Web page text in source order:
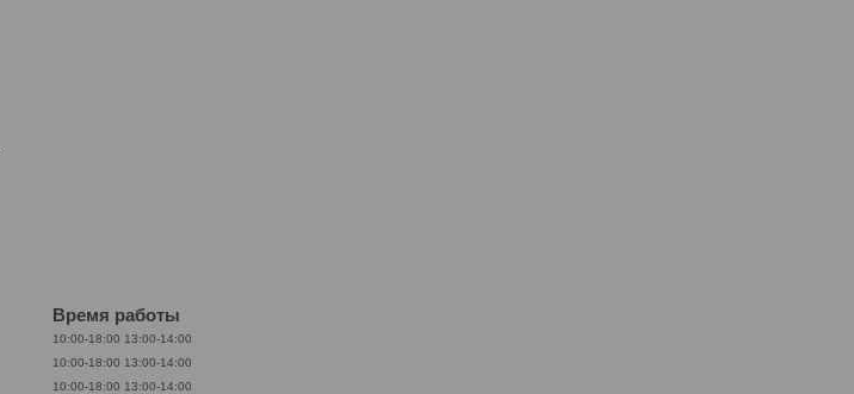
Время работы
10:00-18:00 13:00-14:00
10:00-18:00 13:00-14:00
10:00-18:00 13:00-14:00